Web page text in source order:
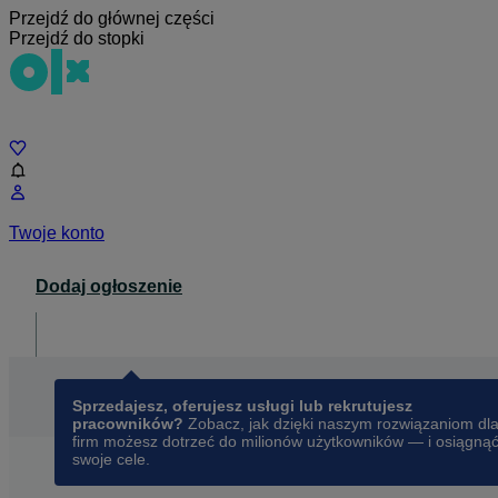
Przejdź do głównej części
Przejdź do stopki
Twoje konto
Dodaj ogłoszenie
Sprzedajesz, oferujesz usługi lub rekrutujesz
pracowników? Zobacz, jak dzięki naszym rozwiązaniom dla
firm możesz dotrzeć do milionów użytkowników — i osiągnąć
swoje cele.